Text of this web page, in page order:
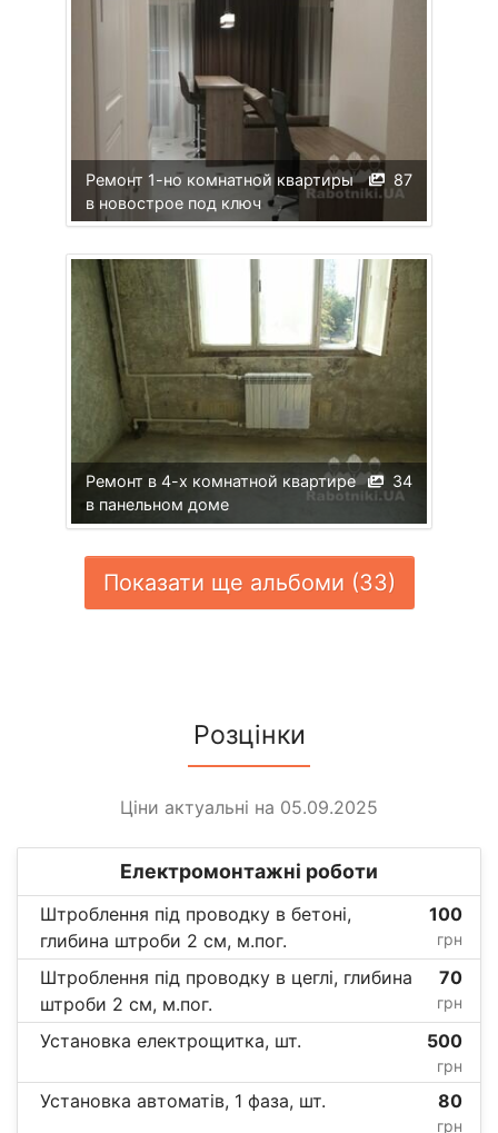
87
Ремонт 1-но комнатной квартиры
в новострое под ключ
34
Ремонт в 4-х комнатной квартире
в панельном доме
Показати ще альбоми (33)
Розцінки
Ціни актуальні на 05.09.2025
Електромонтажні роботи
Штроблення під проводку в бетоні,
глибина штроби 2 см, м.пог.
100
грн
Штроблення під проводку в цеглі, глибина
штроби 2 см, м.пог.
70
грн
Установка електрощитка, шт. 500
грн
Установка автоматів, 1 фаза, шт. 80
грн